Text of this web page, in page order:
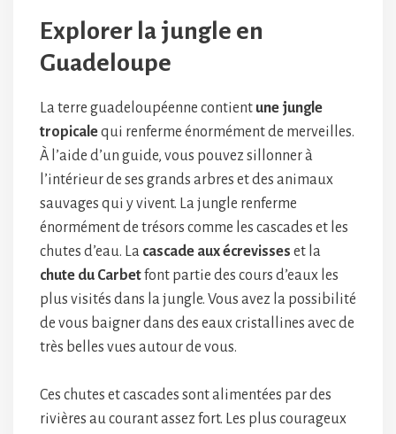
Explorer la jungle en
Guadeloupe
La terre guadeloupéenne contient une jungle
tropicalequi renferme énormément de merveilles.
À l’aide d’un guide, vous pouvez sillonner à
l’intérieur de ses grands arbres et des animaux
sauvages qui y vivent. La jungle renferme
énormément de trésors comme les cascades et les
chutes d’eau. La cascade aux écrevisses et la
chute du Carbetfont partie des cours d’eaux les
plus visités dans la jungle. Vous avez la possibilité
de vous baigner dans des eaux cristallines avec de
très belles vues autour de vous.
Ces chutes et cascades sont alimentées par des
rivières au courant assez fort. Les plus courageux